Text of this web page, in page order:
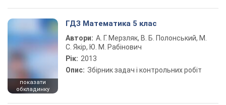
показати
обкладинку
ГДЗ Математика 5 клас
Автори: А. Г. Мерзляк, В. Б. Полонський, М.
С. Якір, Ю. М. Рабінович
Рік: 2013
Опис: Збірник задач і контрольних робіт